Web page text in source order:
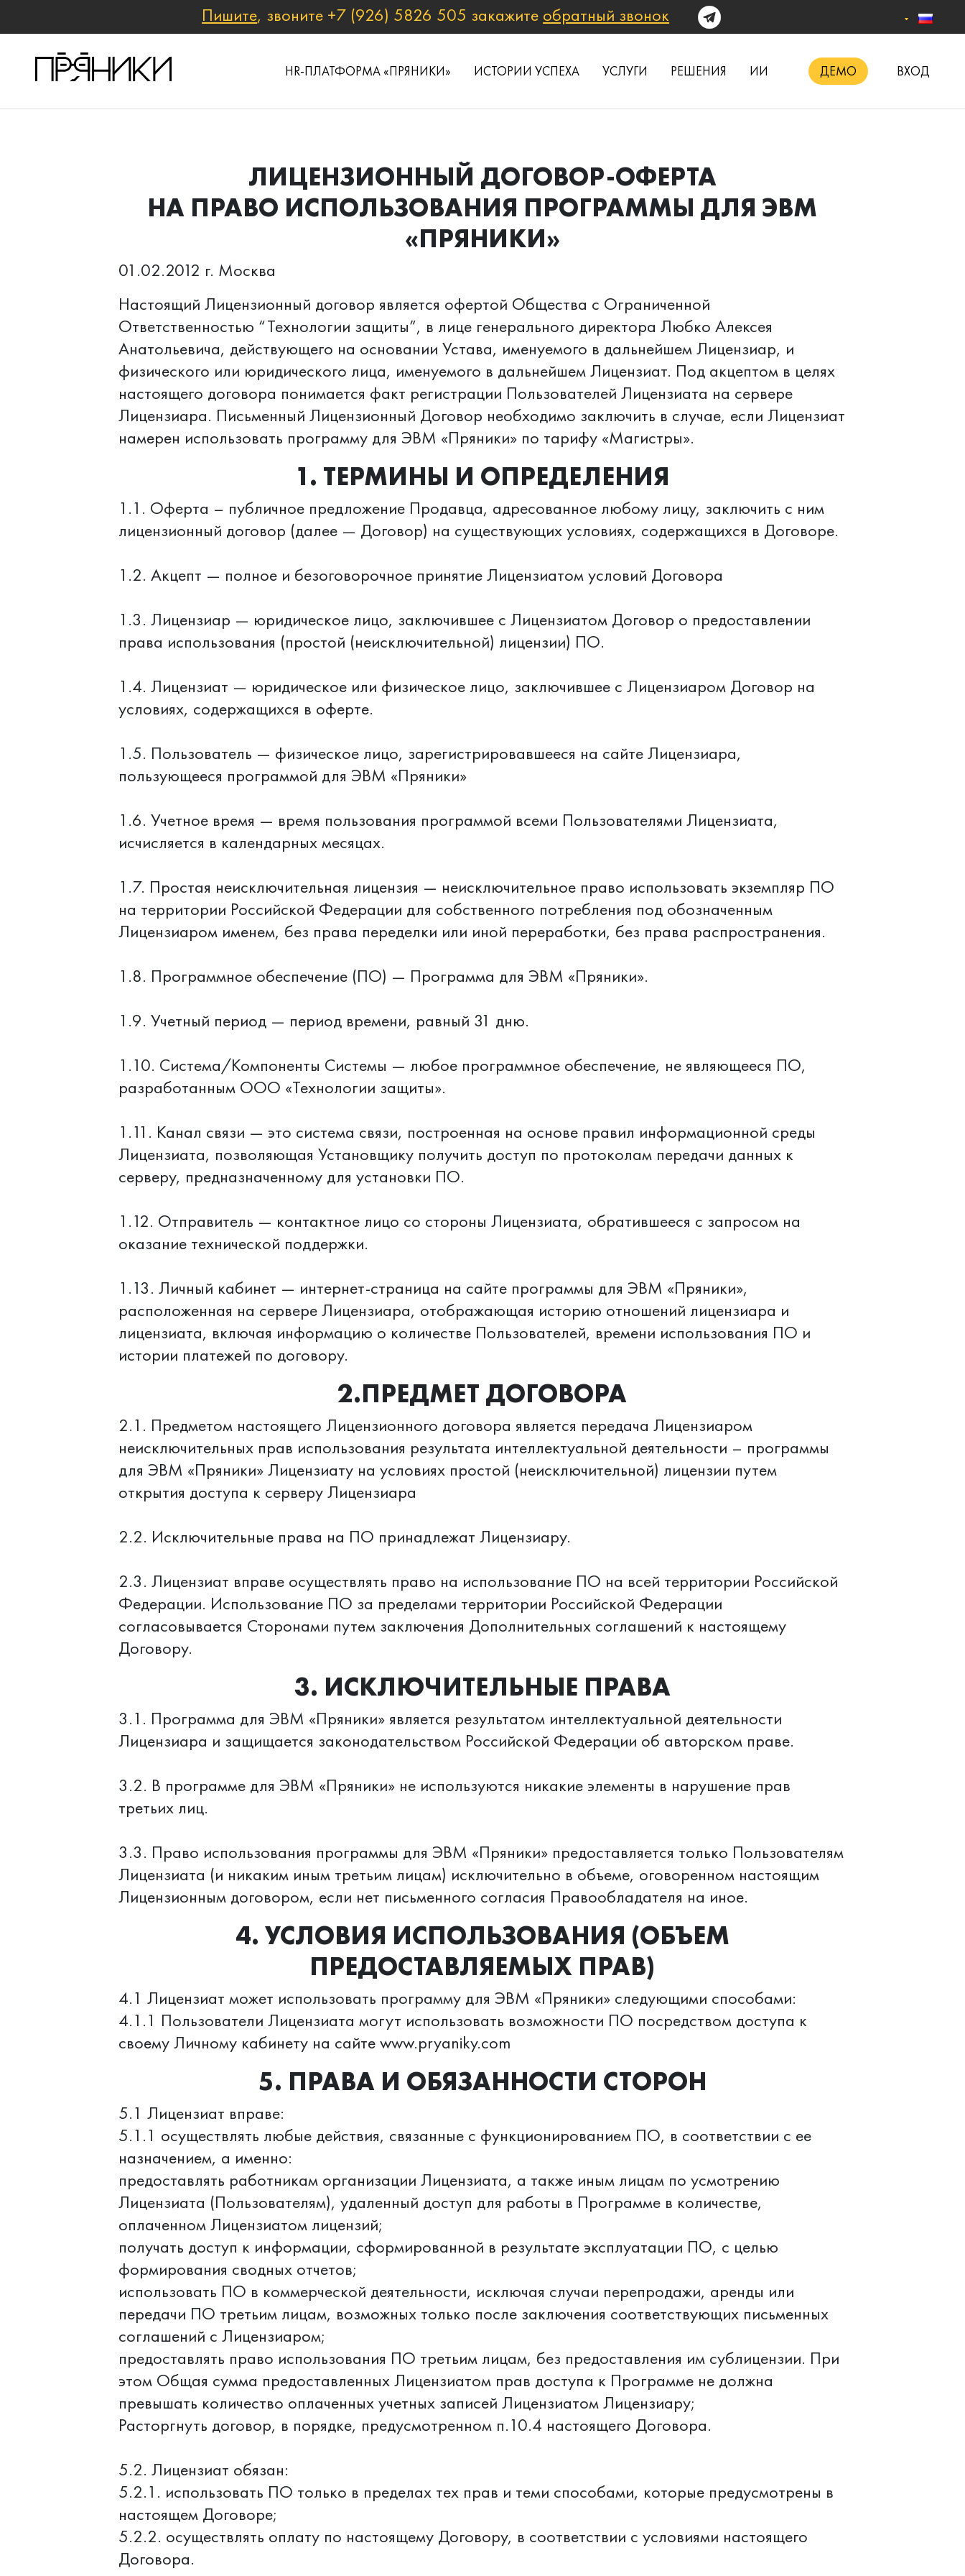
Пишите, звоните +7 (926) 5826 505 закажите обратный звонок
HR-ПЛАТФОРМА «ПРЯНИКИ» ИСТОРИИ УСПЕХА УСЛУГИ РЕШЕНИЯ ИИ ДЕМО ВХОД
ЛИЦЕНЗИОННЫЙ ДОГОВОР-ОФЕРТА
НА ПРАВО ИСПОЛЬЗОВАНИЯ ПРОГРАММЫ ДЛЯ ЭВМ
«ПРЯНИКИ»
01.02.2012 г. Москва
Настоящий Лицензионный договор является офертой Общества с Ограниченной
Ответственностью “Технологии защиты”, в лице генерального директора Любко Алексея
Анатольевича, действующего на основании Устава, именуемого в дальнейшем Лицензиар, и
физического или юридического лица, именуемого в дальнейшем Лицензиат. Под акцептом в целях
настоящего договора понимается факт регистрации Пользователей Лицензиата на сервере
Лицензиара. Письменный Лицензионный Договор необходимо заключить в случае, если Лицензиат
намерен использовать программу для ЭВМ «Пряники» по тарифу «Магистры».
1. ТЕРМИНЫ И ОПРЕДЕЛЕНИЯ
1.1. Оферта – публичное предложение Продавца, адресованное любому лицу, заключить с ним
лицензионный договор (далее — Договор) на существующих условиях, содержащихся в Договоре.
1.2. Акцепт — полное и безоговорочное принятие Лицензиатом условий Договора
1.3. Лицензиар — юридическое лицо, заключившее с Лицензиатом Договор о предоставлении
права использования (простой (неисключительной) лицензии) ПО.
1.4. Лицензиат — юридическое или физическое лицо, заключившее с Лицензиаром Договор на
условиях, содержащихся в оферте.
1.5. Пользователь — физическое лицо, зарегистрировавшееся на сайте Лицензиара,
пользующееся программой для ЭВМ «Пряники»
1.6. Учетное время — время пользования программой всеми Пользователями Лицензиата,
исчисляется в календарных месяцах.
1.7. Простая неисключительная лицензия — неисключительное право использовать экземпляр ПО
на территории Российской Федерации для собственного потребления под обозначенным
Лицензиаром именем, без права переделки или иной переработки, без права распространения.
1.8. Программное обеспечение (ПО) — Программа для ЭВМ «Пряники».
1.9. Учетный период — период времени, равный 31 дню.
1.10. Система/Компоненты Системы — любое программное обеспечение, не являющееся ПО,
разработанным ООО «Технологии защиты».
1.11. Канал связи — это система связи, построенная на основе правил информационной среды
Лицензиата, позволяющая Установщику получить доступ по протоколам передачи данных к
серверу, предназначенному для установки ПО.
1.12. Отправитель — контактное лицо со стороны Лицензиата, обратившееся с запросом на
оказание технической поддержки.
1.13. Личный кабинет — интернет-страница на сайте программы для ЭВМ «Пряники»,
расположенная на сервере Лицензиара, отображающая историю отношений лицензиара и
лицензиата, включая информацию о количестве Пользователей, времени использования ПО и
истории платежей по договору.
2.ПРЕДМЕТ ДОГОВОРА
2.1. Предметом настоящего Лицензионного договора является передача Лицензиаром
неисключительных прав использования результата интеллектуальной деятельности – программы
для ЭВМ «Пряники» Лицензиату на условиях простой (неисключительной) лицензии путем
открытия доступа к серверу Лицензиара
2.2. Исключительные права на ПО принадлежат Лицензиару.
2.3. Лицензиат вправе осуществлять право на использование ПО на всей территории Российской
Федерации. Использование ПО за пределами территории Российской Федерации
согласовывается Сторонами путем заключения Дополнительных соглашений к настоящему
Договору.
3. ИСКЛЮЧИТЕЛЬНЫЕ ПРАВА
3.1. Программа для ЭВМ «Пряники» является результатом интеллектуальной деятельности
Лицензиара и защищается законодательством Российской Федерации об авторском праве.
3.2. В программе для ЭВМ «Пряники» не используются никакие элементы в нарушение прав
третьих лиц.
3.3. Право использования программы для ЭВМ «Пряники» предоставляется только Пользователям
Лицензиата (и никаким иным третьим лицам) исключительно в объеме, оговоренном настоящим
Лицензионным договором, если нет письменного согласия Правообладателя на иное.
4. УСЛОВИЯ ИСПОЛЬЗОВАНИЯ (ОБЪЕМ
ПРЕДОСТАВЛЯЕМЫХ ПРАВ)
4.1 Лицензиат может использовать программу для ЭВМ «Пряники» следующими способами:
4.1.1 Пользователи Лицензиата могут использовать возможности ПО посредством доступа к
своему Личному кабинету на сайте www.pryaniky.com
5. ПРАВА И ОБЯЗАННОСТИ СТОРОН
5.1 Лицензиат вправе:
5.1.1 осуществлять любые действия, связанные с функционированием ПО, в соответствии с ее
назначением, а именно:
предоставлять работникам организации Лицензиата, а также иным лицам по усмотрению
Лицензиата (Пользователям), удаленный доступ для работы в Программе в количестве,
оплаченном Лицензиатом лицензий;
получать доступ к информации, сформированной в результате эксплуатации ПО, с целью
формирования сводных отчетов;
использовать ПО в коммерческой деятельности, исключая случаи перепродажи, аренды или
передачи ПО третьим лицам, возможных только после заключения соответствующих письменных
соглашений с Лицензиаром;
предоставлять право использования ПО третьим лицам, без предоставления им сублицензии. При
этом Общая сумма предоставленных Лицензиатом прав доступа к Программе не должна
превышать количество оплаченных учетных записей Лицензиатом Лицензиару;
Расторгнуть договор, в порядке, предусмотренном п.10.4 настоящего Договора.
5.2. Лицензиат обязан:
5.2.1. использовать ПО только в пределах тех прав и теми способами, которые предусмотрены в
настоящем Договоре;
5.2.2. осуществлять оплату по настоящему Договору, в соответствии с условиями настоящего
Договора.